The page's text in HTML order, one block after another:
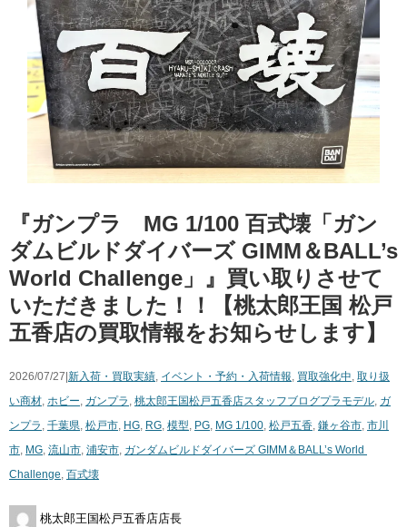
『ガンプラ MG 1/100 百式壊「ガン
ダムビルドダイバーズ ​GIMM＆BALL’s
​World ​Challenge」』買い取りさせて
いただきました！！【桃太郎王国 松戸
五香店の買取情報をお知らせします】
2026/07/27| 新入荷・買取実績, イベント・予約・入荷情報, 買取強化中, 取り扱
い商材, ホビー, ガンプラ , 桃太郎王国松戸五香店スタッフブログプラモデル, ガ
ンプラ , 千葉県, 松戸市, HG, RG, 模型, PG, MG 1/100, 松戸五香, 鎌ヶ谷市, 市川
市, MG, 流山市, 浦安市, ガンダムビルドダイバーズ ​GIMM＆BALL’s ​World ​
Challenge, 百式壊
桃太郎王国松戸五香店店長